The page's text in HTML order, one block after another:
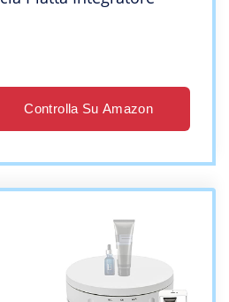
Controlla Su Amazon